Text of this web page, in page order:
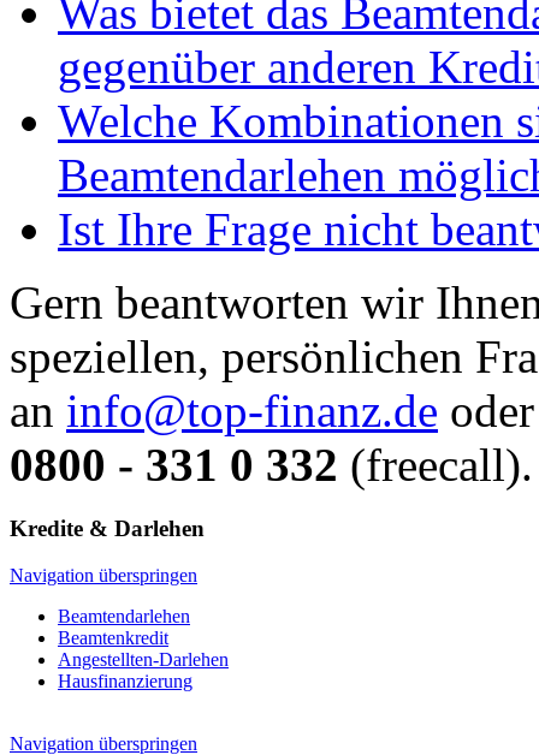
Was bietet das
gegenüber anderen
Welche Kombinationen
Beamtendarlehen
Ist Ihre Frage nicht
Gern beantworten wir
speziellen, persönlichen
an info@top-finanz.de
0800 - 331 0 332 (freecall).
Kredite & Darlehen
Navigation überspringen
Beamtendarlehen
Beamtenkredit
Angestellten-Darlehen
Hausfinanzierung
Navigation überspringen